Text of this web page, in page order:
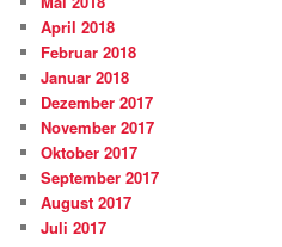
April 2018
Februar 2018
Januar 2018
Dezember 2017
November 2017
Oktober 2017
September 2017
August 2017
Juli 2017